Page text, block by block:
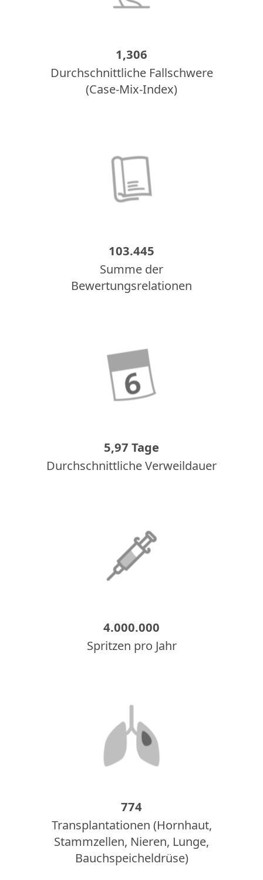
1,306
Durchschnittliche Fallschwere
(Case-Mix-Index)
103.445
Summe der
Bewertungsrelationen
5,97 Tage
Durchschnittliche Verweildauer
4.000.000
Spritzen pro Jahr
774
Transplantationen (Hornhaut,
Stammzellen, Nieren, Lunge,
Bauchspeicheldrüse)